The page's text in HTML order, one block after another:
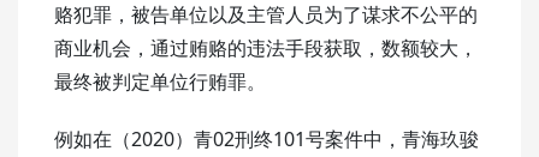
赂犯罪，被告单位以及主管人员为了谋求不公平的
商业机会，通过贿赂的违法手段获取，数额较大，
最终被判定单位行贿罪。
例如在（2020）青02刑终101号案件中，青海玖骏